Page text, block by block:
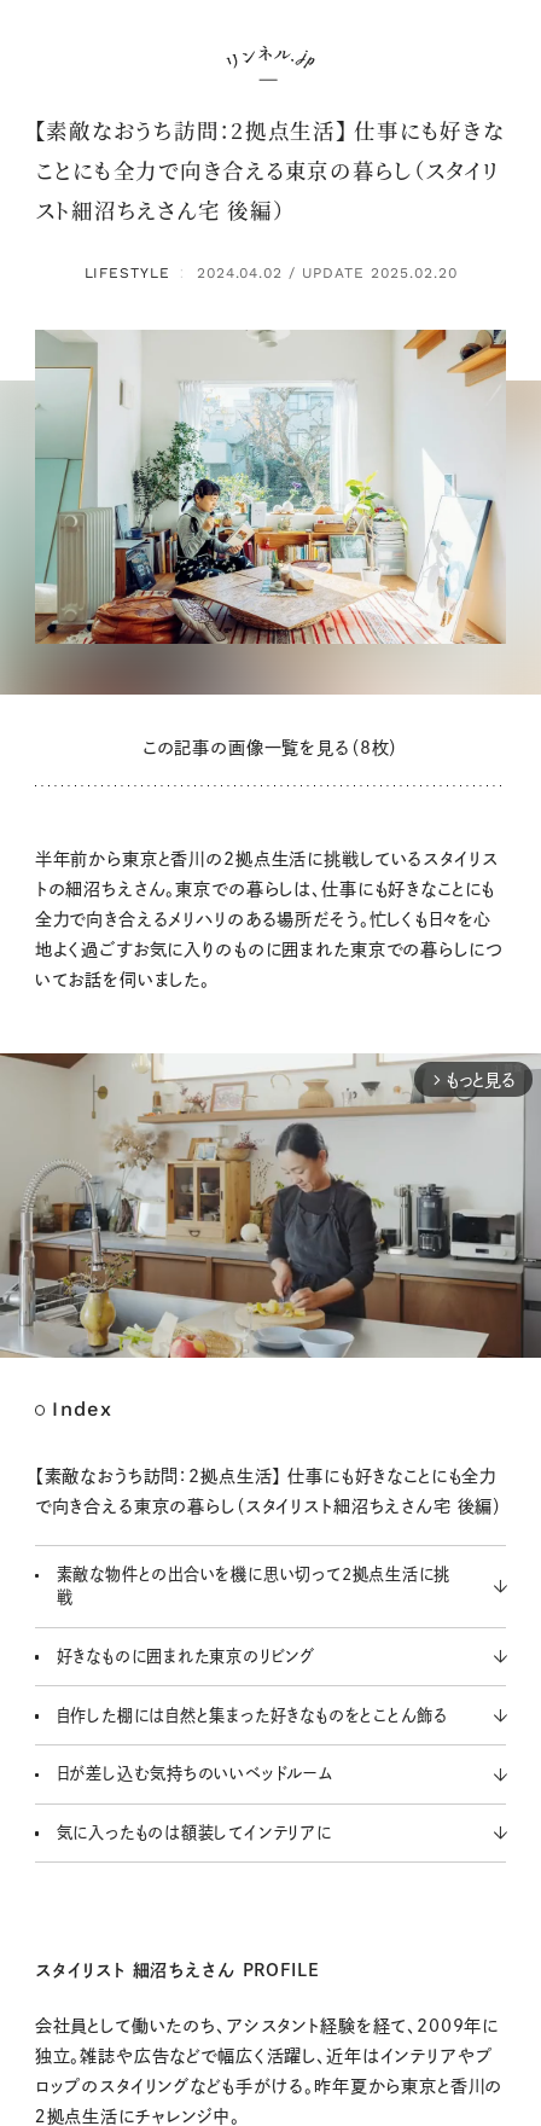
【素敵なおうち訪問：2拠点生活】 仕事にも好きな
ことにも全力で向き合える東京の暮らし（スタイリ
スト細沼ちえさん宅 後編）
LIFESTYLE ： 2024.04.02 / UPDATE 2025.02.20
この記事の画像一覧を見る（8枚）
半年前から東京と香川の2拠点生活に挑戦しているスタイリス
トの細沼ちえさん。東京での暮らしは、仕事にも好きなことにも
全力で向き合えるメリハリのある場所だそう。忙しくも日々を心
地よく過ごすお気に入りのものに囲まれた東京での暮らしにつ
いてお話を伺いました。
arrow_forward_ios もっと見る
t
Index
【素敵なおうち訪問：2拠点生活】 仕事にも好きなことにも全力
で向き合える東京の暮らし（スタイリスト細沼ちえさん宅 後編）
素敵な物件との出合いを機に思い切って2拠点生活に挑
戦
好きなものに囲まれた東京のリビング
自作した棚には自然と集まった好きなものをとことん飾る
日が差し込む気持ちのいいベッドルーム
気に入ったものは額装してインテリアに
スタイリスト 細沼ちえさん PROFILE
会社員として働いたのち、アシスタント経験を経て、2009年に
独立。雑誌や広告などで幅広く活躍し、近年はインテリアやプ
ロップのスタイリングなども手がける。昨年夏から東京と香川の
２拠点生活にチャレンジ中。